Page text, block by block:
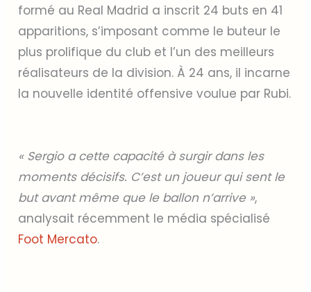
formé au Real Madrid a inscrit 24 buts en 41
apparitions, s’imposant comme le buteur le
plus prolifique du club et l’un des meilleurs
réalisateurs de la division. À 24 ans, il incarne
la nouvelle identité offensive voulue par Rubi.
« Sergio a cette capacité à surgir dans les
moments décisifs. C’est un joueur qui sent le
but avant même que le ballon n’arrive »,
analysait récemment le média spécialisé
Foot Mercato.